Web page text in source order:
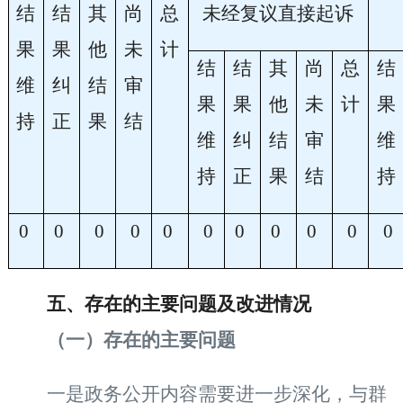
结
果
维
持
结
果
纠
正
其
他
结
果
尚
未
审
结
总
计
未经复议直接起诉
结
果
维
持
结
果
纠
正
其
他
结
果
尚
未
审
结
总
计
结
果
维
持
0 0 0 0 0 0 0 0 0 0 0
五、存在的主要问题及改进情况
（一）存在的主要问题
一是政务公开内容需要进一步深化，与群